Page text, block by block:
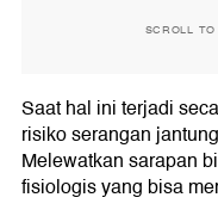
SCROLL
Saat hal ini terjadi
risiko serangan
Melewatkan sarapan
fisiologis yang bisa